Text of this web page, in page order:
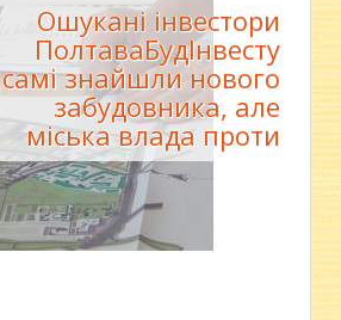
Ошукані інвестори
ПолтаваБудІнвесту
самі знайшли нового
забудовника, але
міська влада проти